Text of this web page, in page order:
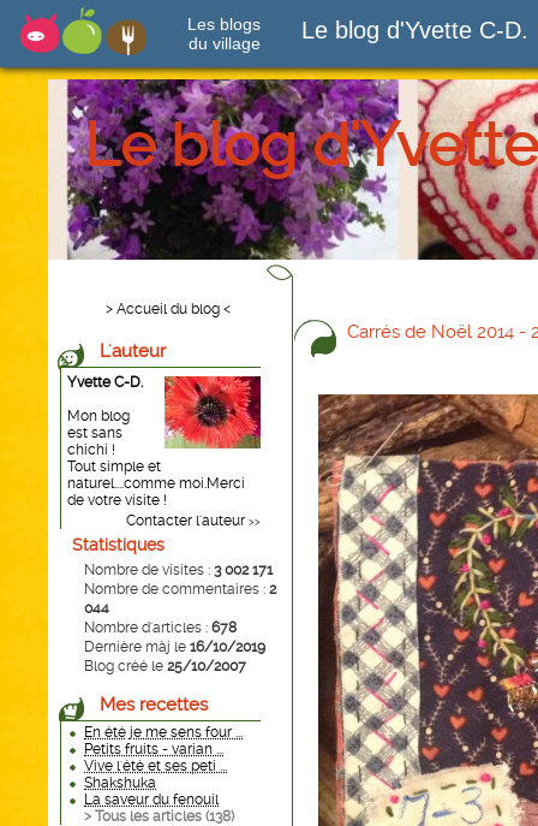
Les blogs
du village
Le blog d'Yvette C-D.
Le blog
> Accueil du blog <
L'auteur
Yvette C-D.
Mon blog
est sans
chichi !
Tout simple et
naturel....comme moi.Merci
de votre visite !
Contacter l'auteur >>
Statistiques
Nombre de visites : 3 002 171
Nombre de commentaires : 2
044
Nombre d'articles : 678
Dernière màj le 16/10/2019
Blog créé le 25/10/2007
Mes recettes
En été je me sens four ...
Petits fruits - varian ...
Vive l'été et ses peti ...
Shakshuka
La saveur du fenouil
> Tous les articles (138)
Carrés de Noël 2014 -